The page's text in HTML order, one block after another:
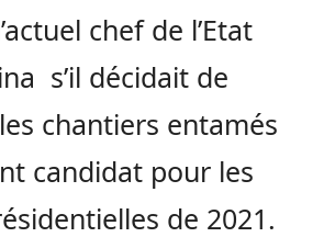
chef de l’Etat
s’il décidait de
chantiers entamés
candidat pour les
de 2021.